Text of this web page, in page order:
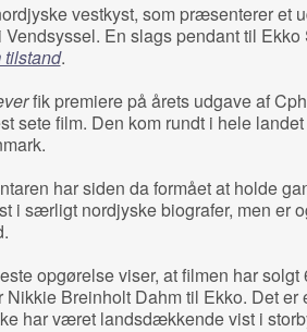
vestkyst, som præsenterer et
Vendsyssel. En slags pendant til
tilstand.
fik premiere på årets udgave af
sete film. Den kom rundt i hele
har siden da formået at holde
i særligt nordjyske biografer, men er
opgørelse viser, at filmen har solgt
Nikkie Breinholt Dahm til Ekko. Det er
har været landsdækkende vist i